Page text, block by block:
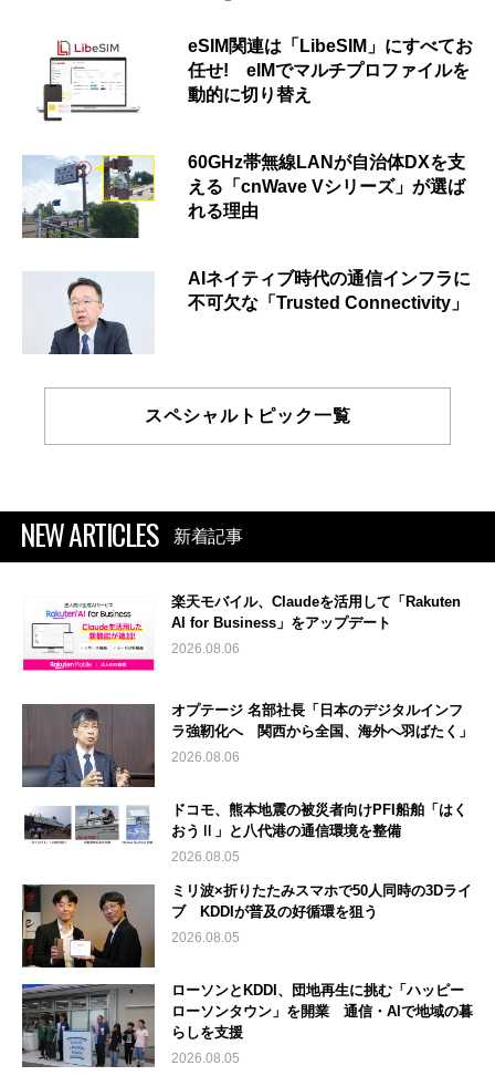
eSIM関連は「LibeSIM」にすべてお
任せ! eIMでマルチプロファイルを
動的に切り替え
60GHz帯無線LANが自治体DXを支
える「cnWave Vシリーズ」が選ば
れる理由
AIネイティブ時代の通信インフラに
不可欠な「Trusted Connectivity」
スペシャルトピック一覧
NEW ARTICLES 新着記事
楽天モバイル、Claudeを活用して「Rakuten
AI for Business」をアップデート
2026.08.06
オプテージ 名部社長「日本のデジタルインフ
ラ強靭化へ 関西から全国、海外へ羽ばたく」
2026.08.06
ドコモ、熊本地震の被災者向けPFI船舶「はく
おうⅡ」と八代港の通信環境を整備
2026.08.05
ミリ波×折りたたみスマホで50人同時の3Dライ
ブ KDDIが普及の好循環を狙う
2026.08.05
ローソンとKDDI、団地再生に挑む「ハッピー
ローソンタウン」を開業 通信・AIで地域の暮
らしを支援
2026.08.05